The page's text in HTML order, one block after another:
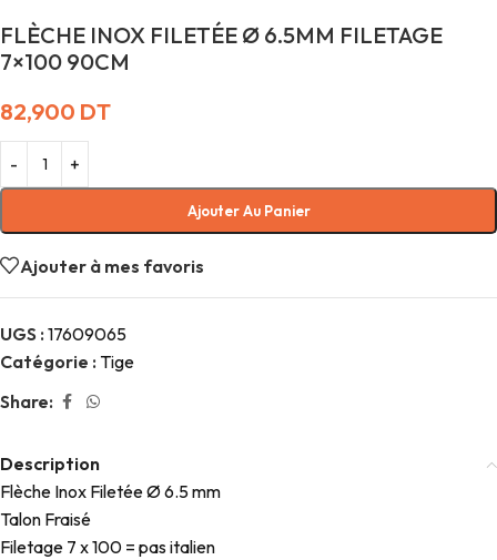
FLÈCHE INOX FILETÉE Ø 6.5MM FILETAGE
7×100 90CM
82,900 DT
Ajouter Au Panier
Ajouter à mes favoris
UGS : 17609065
Catégorie : Tige
Share:
Description
Flèche Inox Filetée Ø 6.5 mm
Talon Fraisé
Filetage 7 x 100 = pas italien